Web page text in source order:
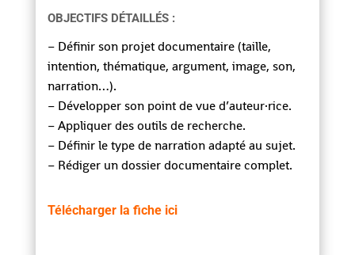
OBJECTIFS DÉTAILLÉS :
– Définir son projet documentaire (taille,
intention, thématique, argument, image, son,
narration…).
– Développer son point de vue d’auteur·rice.
– Appliquer des outils de recherche.
– Définir le type de narration adapté au sujet.
– Rédiger un dossier documentaire complet.
Télécharger la fiche ici